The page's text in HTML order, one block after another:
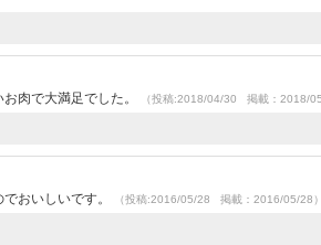
肉で大満足でした。
（投稿:2018/04/30 掲載：2018/
おいしいです。
（投稿:2016/05/28 掲載：2016/05/28）